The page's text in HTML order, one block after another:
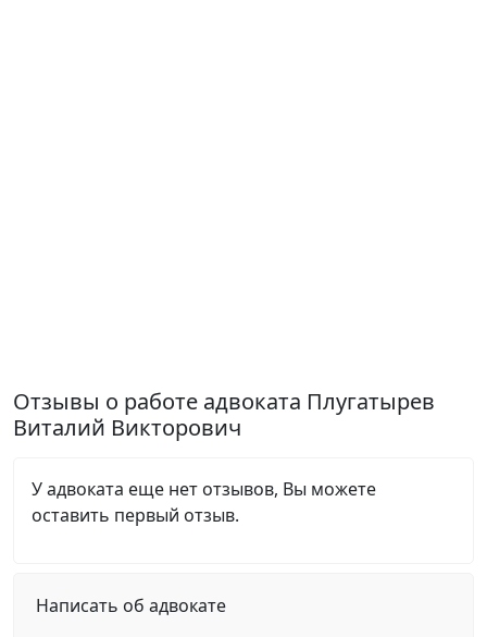
Отзывы о работе адвоката Плугатырев
Виталий Викторович
У адвоката еще нет отзывов, Вы можете
оставить первый отзыв.
Написать об адвокате